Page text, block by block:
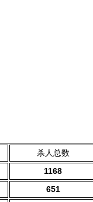
杀人总数
1168
651